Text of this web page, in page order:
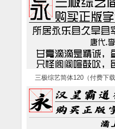
三极综艺简体120（付费下